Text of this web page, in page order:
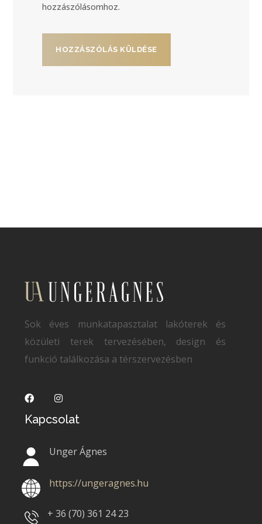
hozzászólásomhoz.
Sok éves munkatapasztalat lakóterek és
közületi terek tervezésében, design és
funkció találkozása a térszervezésben
Kapcsolat
Unger Ágnes
https://ungeragnes.hu
+ 36 (70)361 24 23